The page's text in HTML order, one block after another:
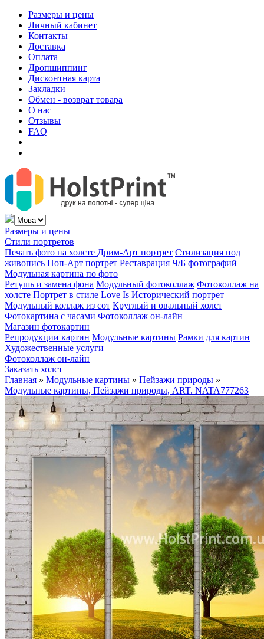
Размеры и цены
Личный кабинет
Контакты
Доставка
Оплата
Дропшиппинг
Дисконтная карта
Закладки
Обмен - возврат товара
О нас
Отзывы
FAQ
Размеры и цены
Стили портретов
Печать фото на холсте Дрим-Арт портрет Стилизация под
живопись Поп-Арт портрет Реставрация Ч/Б фотографий
Модульная картина по фото
Ретушь и замена фона Модульный фотоколлаж Фотоколлаж на
холсте Портрет в стиле Love Is Исторический портрет
Модульный коллаж из сот Круглый и овальный холст
Фотокартина с часами Фотоколлаж он-лайн
Магазин фотокартин
Репродукции картин Модульные картины Рамки для картин
Художественные услуги
Фотоколлаж он-лайн
Заказать холст
Главная » Модульные картины » Пейзажи природы »
Модульные картины, Пейзажи природы, ART. NATA777263